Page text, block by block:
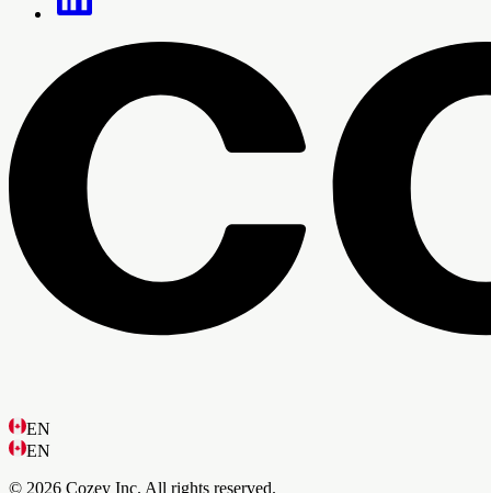
EN
EN
© 2026 Cozey Inc. All rights reserved.